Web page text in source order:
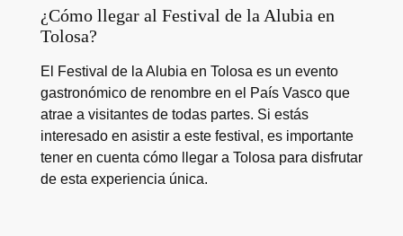
¿Cómo llegar al Festival de la Alubia en
Tolosa?
El Festival de la Alubia en Tolosa es un evento
gastronómico de renombre en el País Vasco que
atrae a visitantes de todas partes. Si estás
interesado en asistir a este festival, es importante
tener en cuenta cómo llegar a Tolosa para disfrutar
de esta experiencia única.